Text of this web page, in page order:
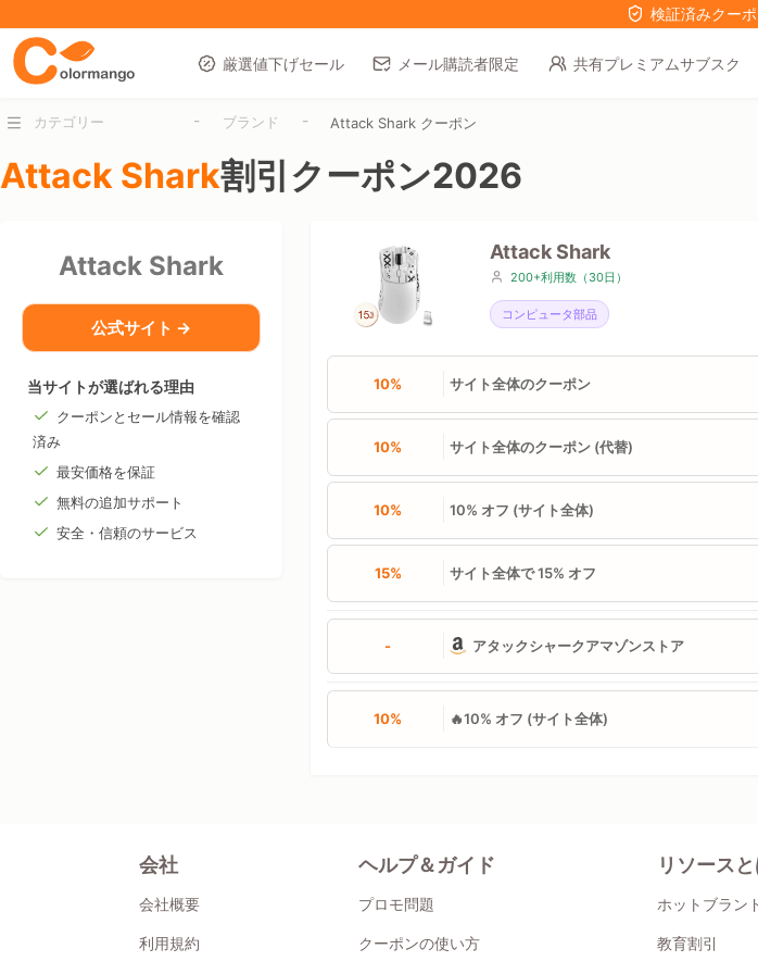
検証済みクー
厳選値下げセール メール購読者限定 共有プレミアムサブスク
カテゴリー - ブランド - Attack Shark クーポン
Attack Shark割引クーポン2026
Attack Shark
公式サイト →
当サイトが選ばれる理由
クーポンとセール情報を確認
済み
最安価格を保証
無料の追加サポート
安全・信頼のサービス
Attack Shark
200+利用数（30日）
コンピュータ部品
10% サイト全体のクーポン
10% サイト全体のクーポン (代替)
10% 10% オフ (サイト全体)
15% サイト全体で 15% オフ
- アタックシャークアマゾンストア
10% 🔥10% オフ (サイト全体)
会社
会社概要
利用規約
ヘルプ＆ガイド
プロモ問題
クーポンの使い方
リソース
ホットブラン
教育割引